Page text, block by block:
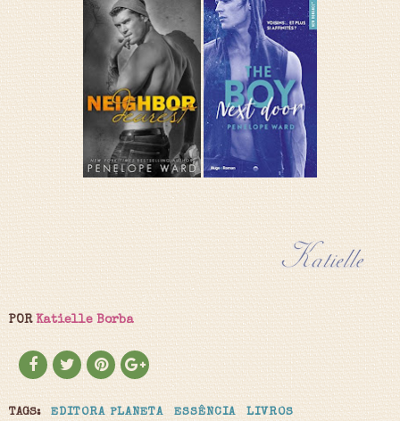
PORKatielle Borba
TAGS: EDITORA PLANETA ESSÊNCIA LIVROS